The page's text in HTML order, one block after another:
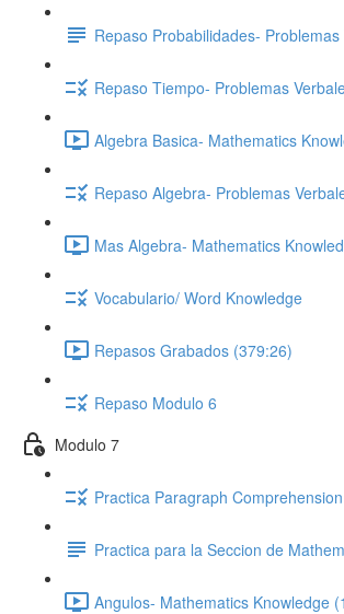
Repaso Probabilidades- Problemas
Repaso Tiempo- Problemas
Algebra Basica- Mathematics
Repaso Algebra- Problemas
Mas Algebra- Mathematics
Vocabulario/ Word Knowledge
Repasos Grabados (379:26)
Repaso Modulo 6
Modulo 7
Practica Paragraph Comprehension
Practica para la Seccion de
Angulos- Mathematics Knowledge